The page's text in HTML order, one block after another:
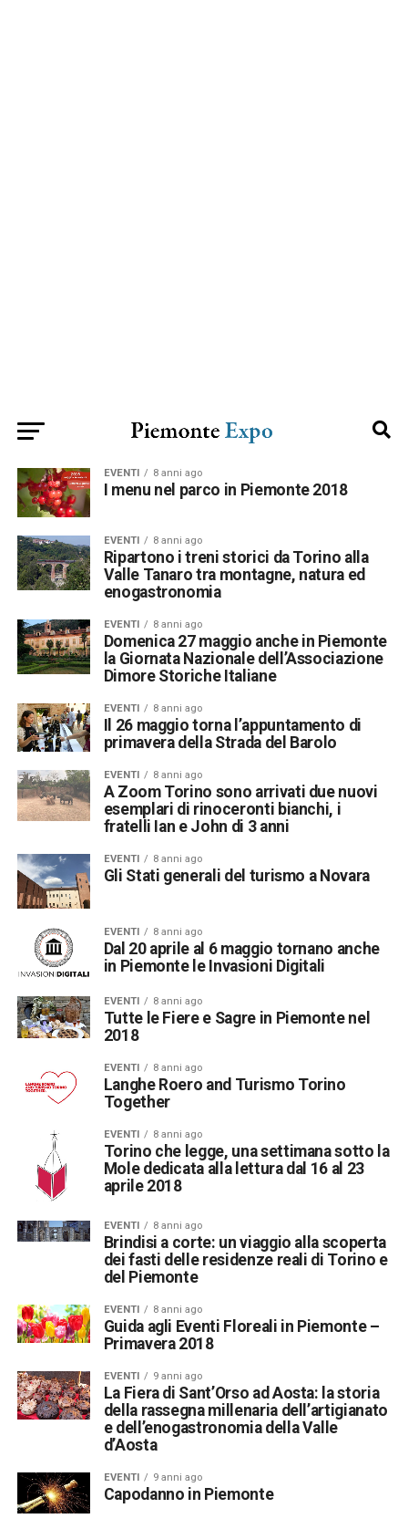
EVENTI 8 anni ago
I menu nel parco in Piemonte 2018
EVENTI 8 anni ago
Ripartono i treni storici da Torino alla
Valle Tanaro tra montagne, natura ed
enogastronomia
EVENTI 8 anni ago
Domenica 27 maggio anche in Piemonte
la Giornata Nazionale dell’Associazione
Dimore Storiche Italiane
EVENTI 8 anni ago
Il 26 maggio torna l’appuntamento di
primavera della Strada del Barolo
EVENTI 8 anni ago
A Zoom Torino sono arrivati due nuovi
esemplari di rinoceronti bianchi, i
fratelli Ian e John di 3 anni
EVENTI 8 anni ago
Gli Stati generali del turismo a Novara
EVENTI 8 anni ago
Dal 20 aprile al 6 maggio tornano anche
in Piemonte le Invasioni Digitali
EVENTI 8 anni ago
Tutte le Fiere e Sagre in Piemonte nel
2018
EVENTI 8 anni ago
Langhe Roero and Turismo Torino
Together
EVENTI 8 anni ago
Torino che legge, una settimana sotto la
Mole dedicata alla lettura dal 16 al 23
aprile 2018
EVENTI 8 anni ago
Brindisi a corte: un viaggio alla scoperta
dei fasti delle residenze reali di Torino e
del Piemonte
EVENTI 8 anni ago
Guida agli Eventi Floreali in Piemonte –
Primavera 2018
EVENTI 9 anni ago
La Fiera di Sant’Orso ad Aosta: la storia
della rassegna millenaria dell’artigianato
e dell’enogastronomia della Valle
d’Aosta
EVENTI 9 anni ago
Capodanno in Piemonte